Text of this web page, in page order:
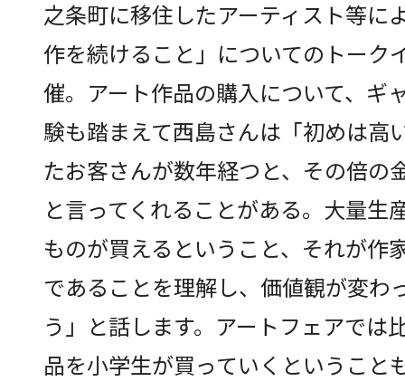
之条町に移住したアーティスト等に
作を続けること」についてのトーク
催。アート作品の購入について、ギ
験も踏まえて西島さんは「初めは高
たお客さんが数年経つと、その倍の
と言ってくれることがある。大量生
ものが買えるということ、それが作
であることを理解し、価値観が変わ
う」と話します。アートフェアでは
品を小学生が買っていくということ